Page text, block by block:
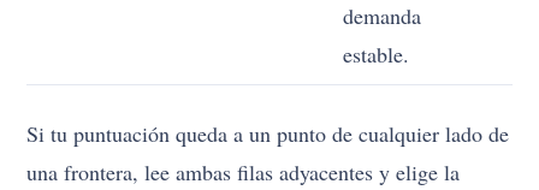
demanda
estable.
Si tu puntuación queda a un punto de cualquier lado de
una frontera, lee ambas filas adyacentes y elige la